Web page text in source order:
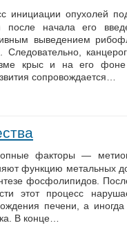
инициации опухолей
после начала его
выведением
Следовательно,
крыс и на его фоне
сопровождается…
факторы —
функцию метальных
фосфолипидов.
этот процесс
печени, а
В конце…